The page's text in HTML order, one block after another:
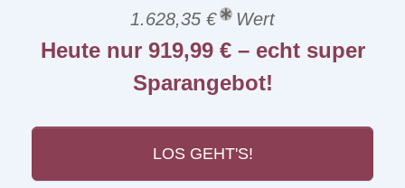
1.628,35 € Wert
Heute nur 919,99 € – echt super
Sparangebot!
LOS GEHT'S!